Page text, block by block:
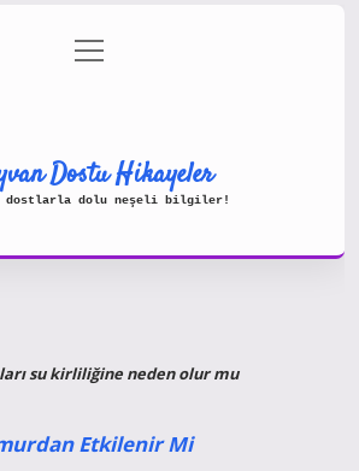
Gizlilik Politikası
menüyü
aç
Dostu Hikayeler
dostlarla dolu neşeli bilgiler!
su kirliliğine neden olur mu
Etkilenir Mi